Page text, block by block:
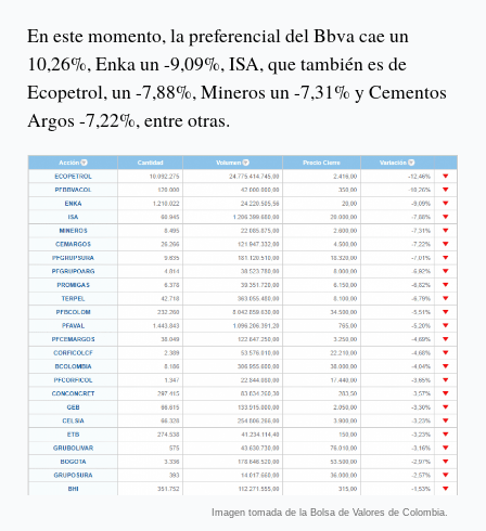
En este momento, la preferencial del Bbva cae un
10,26%, Enka un -9,09%, ISA, que también es de
Ecopetrol, un -7,88%, Mineros un -7,31% y Cementos
Argos -7,22%, entre otras.
Imagen tomada de la Bolsa de Valores de Colombia.